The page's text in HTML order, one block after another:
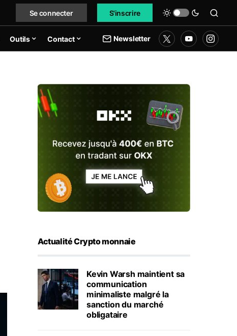
Se connecter S'inscrire
Outils Contact Newsletter
Actualité Crypto monnaie
Kevin Warsh maintient sa
communication
minimaliste malgré la
sanction du marché
obligataire